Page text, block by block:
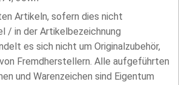
Artikeln, sofern dies nicht
/ in der Artikelbezeichnung
es sich nicht um Originalzubehör,
Fremdherstellern. Alle aufgeführten
und Warenzeichen sind Eigentum